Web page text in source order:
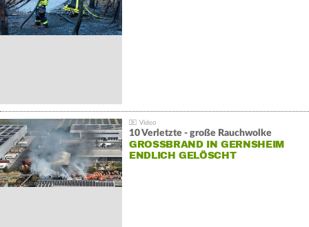
10 Verletzte - große Rauchwolke
GROSSBRAND IN GERNSHEIM E
NDLICH GELÖSCHT